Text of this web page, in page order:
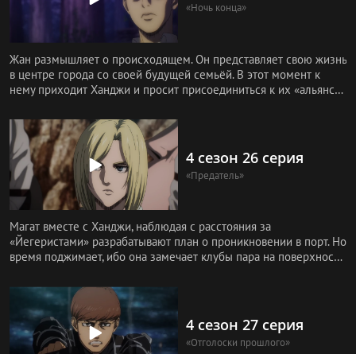
«Ночь конца»
Жан размышляет о происходящем. Он представляет свою жизнь
в центре города со своей будущей семьёй. В этот момент к
нему приходит Ханджи и просит присоединиться к их «альянсу»
4 сезон 26 серия
«Предатель»
Магат вместе с Ханджи, наблюдая с расстояния за
«Йегеристами» разрабатывают план о проникновении в порт. Но
время поджимает, ибо она замечает клубы пара на поверхности
4 сезон 27 серия
«Отголоски прошлого»